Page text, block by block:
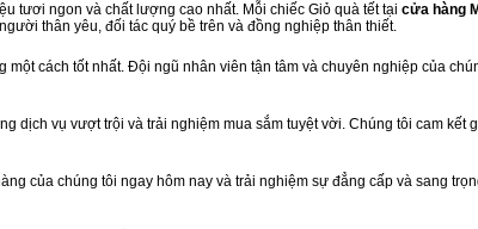
tươi ngon và chất lượng cao nhất. Mỗi chiếc Giỏ quà tết tại cửa hàng
thân yêu, đối tác quý bề trên và đồng nghiệp thân thiết.
cách tốt nhất. Đội ngũ nhân viên tận tâm và chuyên nghiệp của
vụ vượt trội và trải nghiệm mua sắm tuyệt vời. Chúng tôi cam kết
của chúng tôi ngay hôm nay và trải nghiệm sự đẳng cấp và sang